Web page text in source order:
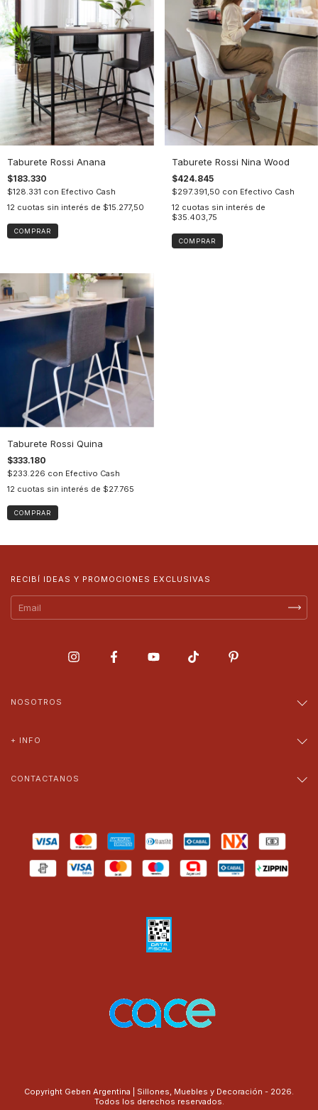
Taburete Rossi Anana
$183.330
$128.331 con Efectivo Cash
12 cuotas sin interés de $15.277,50
COMPRAR
Taburete Rossi Nina Wood
$424.845
$297.391,50 con Efectivo Cash
12 cuotas sin interés de
$35.403,75
COMPRAR
Taburete Rossi Quina
$333.180
$233.226 con Efectivo Cash
12 cuotas sin interés de $27.765
COMPRAR
RECIBÍ IDEAS Y PROMOCIONES EXCLUSIVAS
NOSOTROS
+ INFO
CONTACTANOS
Copyright Geben Argentina | Sillones, Muebles y Decoración - 2026.
Todos los derechos reservados.